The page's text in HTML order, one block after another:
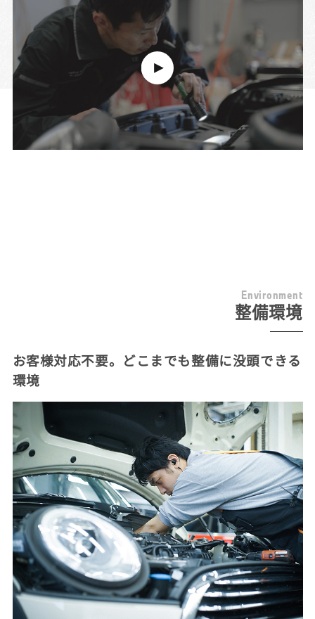
Environment
整備環境
お客様対応不要。どこまでも整備に没頭できる
環境